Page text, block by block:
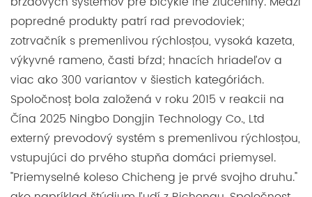
popredné produkty patrí rad prevodoviek;
zotrvačník s premenlivou rýchlosťou, vysoká kazeta,
výkyvné rameno, časti bŕzd; hnacích hriadeľov a
viac ako 300 variantov v šiestich kategóriách.
Spoločnosť bola založená v roku 2015 v reakcii na
Čína 2025 Ningbo Dongjin Technology Co., Ltd
externý prevodový systém s premenlivou rýchlosťou,
vstupujúci do prvého stupňa domáci priemysel.
"Priemyselné koleso Chicheng je prvé svojho druhu."